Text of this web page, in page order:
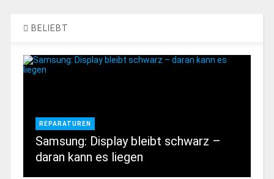
BELIEBT
REPARATUREN
Samsung: Display bleibt schwarz –
daran kann es liegen